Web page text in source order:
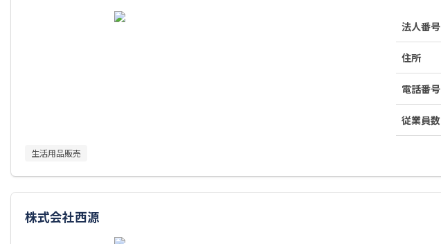
法人番号
住所
電話番号
従業員数
生活用品販売
株式会社西源